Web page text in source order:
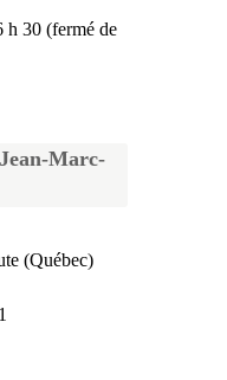
h 30 (fermé de
Marc-
(Québec)